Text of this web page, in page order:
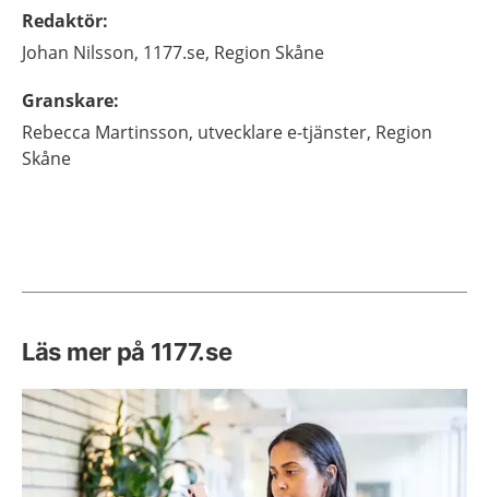
Redaktör:
Johan Nilsson, 1177.se, Region Skåne
Granskare:
Rebecca Martinsson, utvecklare e-tjänster, Region
Skåne
Läs mer på 1177.se